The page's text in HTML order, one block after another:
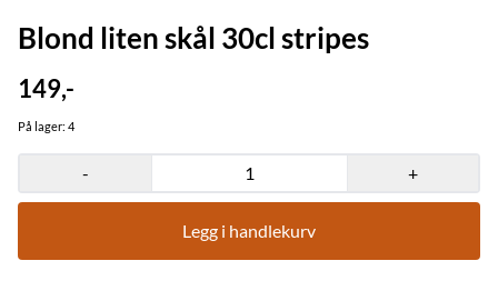
Blond liten skål 30cl stripes
149,-
På lager: 4
- +
Legg i handlekurv